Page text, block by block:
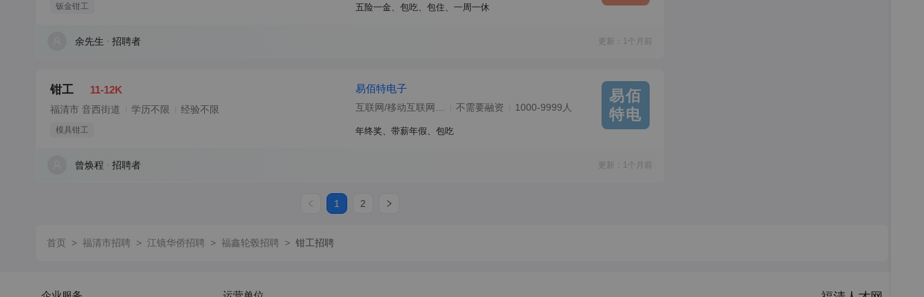
钣金钳工 五险一金、包吃、包住、一周一休
余先生 招聘者 更新：1个月前
钳工 11-12K
福清市 音西街道 学历不限 经验不限
模具钳工
易佰特电子
不需要融资 1000-9999人
年终奖、带薪年假、包吃
易佰
特电
曾焕程 招聘者 更新：1个月前
1 2
首页 > 福清市招聘 > 江镜华侨招聘 > 福鑫轮毂招聘 > 钳工招聘